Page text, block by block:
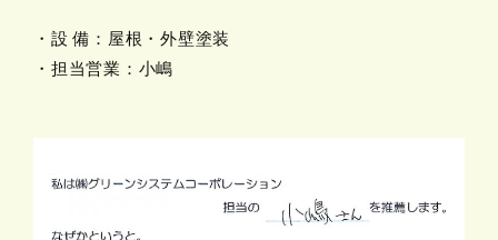
・設 備：屋根・外壁塗装
・担当営業：小嶋